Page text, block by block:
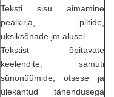
Teksti sisu aimamine
pealkirja, piltide,
üksiksõnade jm alusel.
Tekstist õpitavate
keelendite, samuti
sünonüümide, otsese ja
ülekantud tähendusega